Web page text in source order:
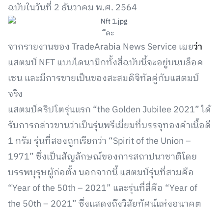
ฉบับในวันที่ 2 ธันวาคม พ.ศ. 2564
ืดะ
จากรายงานของ TradeArabia News Service เผยว่า
แสตมป์ NFT แบบไดนามิกทั้งสี่ฉบับนี้จะอยู่บนบล็อค
เชน และมีการขายเป็นของสะสมดิจิทัลคู่กับแสตมป์
จริง
แสตมป์คริปโตรุ่นแรก “the Golden Jubilee 2021” ได้
รับการกล่าวขานว่าเป็นรุ่นพรีเมี่ยมที่บรรจุทองคำเนื้อดี
1 กรัม รุ่นที่สองถูกเรียกว่า “Spirit of the Union –
1971” ซึ่งเป็นสัญลักษณ์ของการสถาปนาชาติโดย
บรรพบุรุษผู้ก่อตั้ง นอกจากนี้ แสตมป์รุ่นที่สามคือ
“Year of the 50th – 2021” และรุ่นที่สี่คือ “Year of
the 50th – 2021” ซึ่งแสดงถึงวิสัยทัศน์แห่งอนาคต